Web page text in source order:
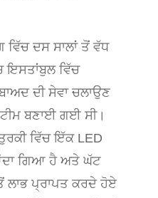
ਵਿੱਚ ਦਸ ਸਾਲਾਂ ਤੋਂ ਵੱਧ
ਇਸਤਾਂਬੁਲ ਵਿੱਚ
ਦੀ ਸੇਵਾ ਚਲਾਉਣ
ਬਣਾਈ ਗਈ ਸੀ।
ਵਿੱਚ ਇੱਕ LED
ਗਿਆ ਹੈ ਅਤੇ ਘੱਟ
ਲਾਭ ਪ੍ਰਾਪਤ ਕਰਦੇ ਹੋਏ